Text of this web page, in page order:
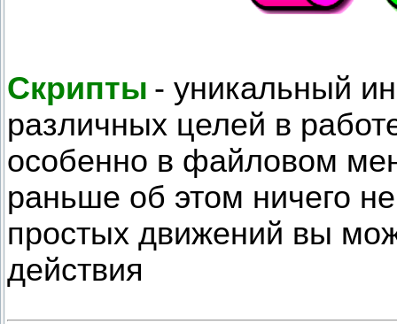
Скрипты - уникальный
различных целей в
особенно в файловом
раньше об этом ничего
простых движений вы
действия